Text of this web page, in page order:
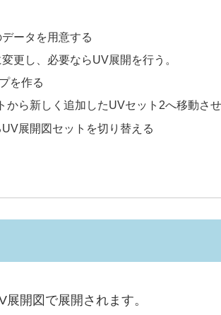
ータを用意する
更し、必要ならUV展開を行う。
を作る
から新しく追加したUVセット2へ移動さ
展開図セットを切り替える
開図で展開されます。